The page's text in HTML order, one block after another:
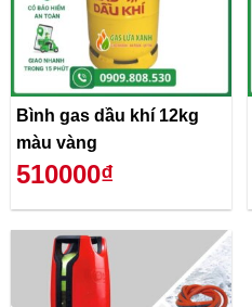
Bình gas dầu khí 12kg
màu vàng
510000₫